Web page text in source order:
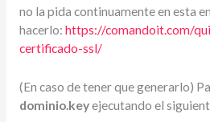
no la pida continuamente en esta
hacerlo: https://comandoit.com/
certificado-ssl/
(En caso de tener que generarlo)
dominio.keyejecutando el